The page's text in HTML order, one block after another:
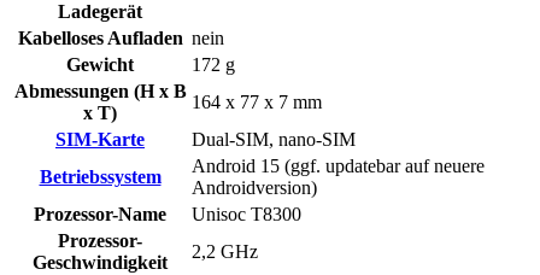
Ladegerät
Kabelloses Aufladen nein
Gewicht
172 g
Abmessungen (H x B
x T)
164 x 77 x 7 mm
SIM-Karte
Dual-SIM, nano-SIM
Betriebssystem
Android 15 (ggf. updatebar auf neuere
Androidversion)
Prozessor-Name
Unisoc T8300
Prozessor-
Geschwindigkeit
2,2 GHz